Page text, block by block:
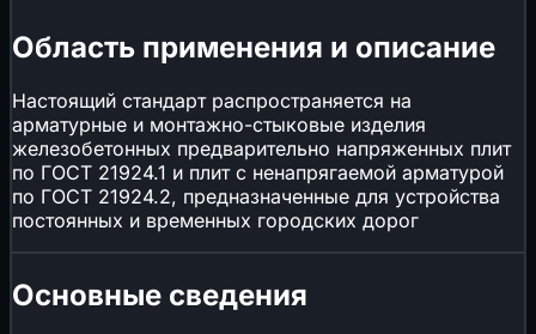
Область применения и описание
Настоящий стандарт распространяется на
арматурные и монтажно-стыковые изделия
железобетонных предварительно напряженных плит
по ГОСТ 21924.1 и плит с ненапрягаемой арматурой
по ГОСТ 21924.2, предназначенные для устройства
постоянных и временных городских дорог
Основные сведения